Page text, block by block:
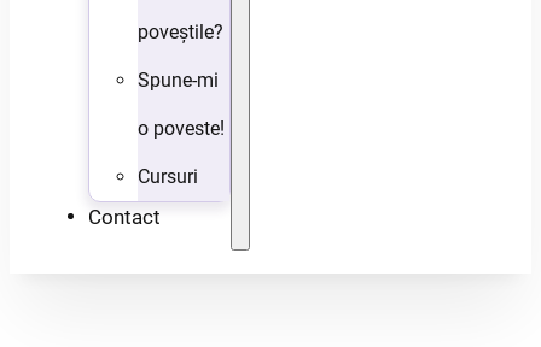
poveștile?
Spune-mi
o poveste!
Cursuri
Contact